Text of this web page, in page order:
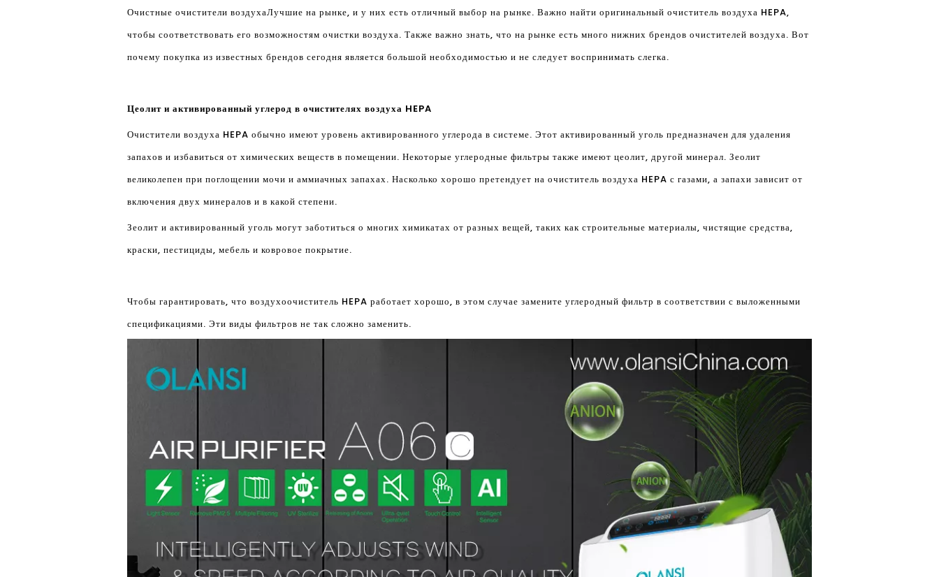
Очистные очистители воздухаЛучшие на рынке, и у них есть отличный выбор на рынке. Важно найти оригинальный очиститель воздуха HEPA,
чтобы соответствовать его возможностям очистки воздуха. Также важно знать, что на рынке есть много нижних брендов очистителей воздуха. Вот
почему покупка из известных брендов сегодня является большой необходимостью и не следует воспринимать слегка.
Цеолит и активированный углерод в очистителях воздуха HEPA
Очистители воздуха HEPA обычно имеют уровень активированного углерода в системе. Этот активированный уголь предназначен для удаления
запахов и избавиться от химических веществ в помещении. Некоторые углеродные фильтры также имеют цеолит, другой минерал. Зеолит
великолепен при поглощении мочи и аммиачных запахах. Насколько хорошо претендует на очиститель воздуха HEPA с газами, а запахи зависит от
включения двух минералов и в какой степени.
Зеолит и активированный уголь могут заботиться о многих химикатах от разных вещей, таких как строительные материалы, чистящие средства,
краски, пестициды, мебель и ковровое покрытие.
Чтобы гарантировать, что воздухоочиститель HEPA работает хорошо, в этом случае замените углеродный фильтр в соответствии с выложенными
спецификациями. Эти виды фильтров не так сложно заменить.